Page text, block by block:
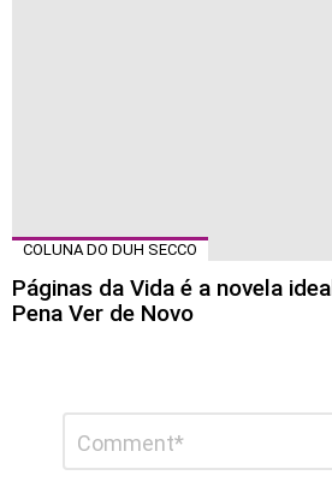
COLUNA DO DUH SECCO
Páginas da Vida é a novela
Pena Ver de Novo
comentário